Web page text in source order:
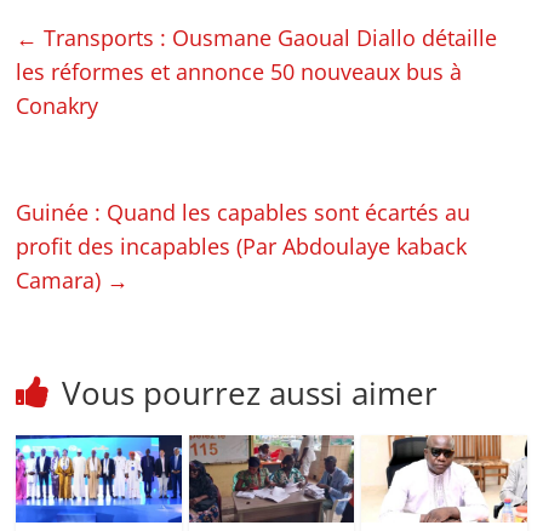
← Transports : Ousmane Gaoual Diallo détaille
les réformes et annonce 50 nouveaux bus à
Conakry
Guinée : Quand les capables sont écartés au
profit des incapables (Par Abdoulaye kaback
Camara) →
Vous pourrez aussi aimer